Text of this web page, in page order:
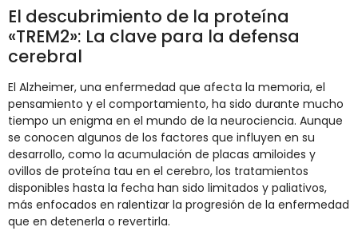
El descubrimiento de la proteína
«TREM2»: La clave para la defensa
cerebral
El Alzheimer, una enfermedad que afecta la memoria, el
pensamiento y el comportamiento, ha sido durante mucho
tiempo un enigma en el mundo de la neurociencia. Aunque
se conocen algunos de los factores que influyen en su
desarrollo, como la acumulación de placas amiloides y
ovillos de proteína tau en el cerebro, los tratamientos
disponibles hasta la fecha han sido limitados y paliativos,
más enfocados en ralentizar la progresión de la enfermedad
que en detenerla o revertirla.